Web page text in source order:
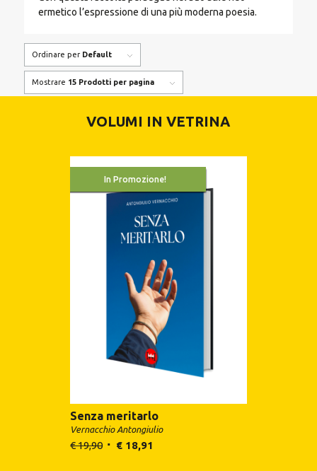
ermetico l’espressione di una più moderna poesia.
Ordinare per Default
Mostrare 15 Prodotti per pagina
VOLUMI IN VETRINA
In Promozione!
Senza meritarlo
Vernacchio Antongiulio
€19,90 €18,91